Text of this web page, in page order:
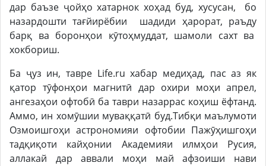
дар баъзе ҷойҳо хатарнок хоҳад буд, хусусан, бо
назардошти тағйирёбии шадиди ҳарорат, раъду
барқ ва боронҳои кӯтоҳмуддат, шамоли сахт ва
хокбориш.
Ба ҷуз ин, тавре Life.ru хабар медиҳад, пас аз як
қатор тӯфонҳои магнитӣ дар охири моҳи апрел,
ангезаҳои офтобӣ ба таври назаррас коҳиш ёфтанд.
Аммо, ин хомӯшии муваққатӣ буд.Тибқи маълумоти
Озмоишгоҳи астрономияи офтобии Пажӯҳишгоҳи
тадқиқоти кайҳонии Академияи илмҳои Русия,
аллакай дар аввали моҳи май афзоиши нави